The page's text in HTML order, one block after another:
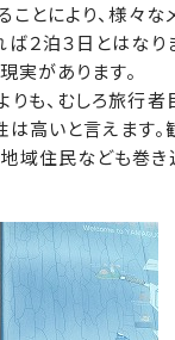
とにより、様々な
２泊３日とはなり
実があります。
も、むしろ旅行
高いと言えます
住民なども巻き